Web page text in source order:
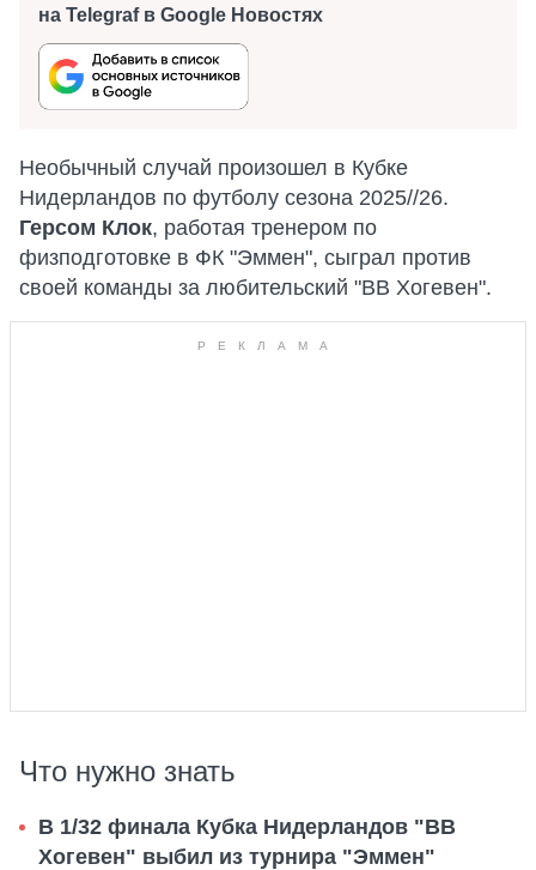
на Telegraf в Google Новостях
Необычный случай произошел в Кубке
Нидерландов по футболу сезона 2025//26.
Герсом Клок, работая тренером по
физподготовке в ФК "Эммен", сыграл против
своей команды за любительский "ВВ Хогевен".
Что нужно знать
В 1/32 финала Кубка Нидерландов "ВВ
Хогевен" выбил из турнира "Эммен"